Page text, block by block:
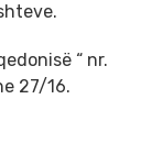
“ nr.
27/16.